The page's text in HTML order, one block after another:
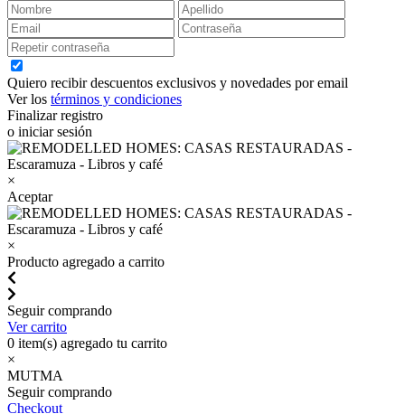
Quiero recibir descuentos exclusivos y novedades por email
Ver los términos y condiciones
Finalizar registro
o iniciar sesión
×
Aceptar
×
Producto agregado a carrito
Seguir comprando
Ver carrito
0 item(s) agregado tu carrito
×
MUTMA
Seguir comprando
Checkout